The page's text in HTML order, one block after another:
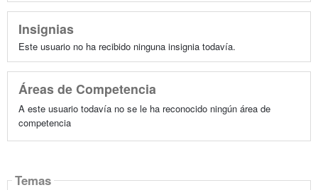
Insignias
Este usuario no ha recibido ninguna insignia todavía.
Áreas de Competencia
A este usuario todavía no se le ha reconocido ningún área de
competencia
Temas